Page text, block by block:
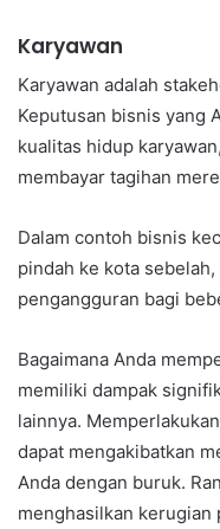
Karyawan
Karyawan adalah
Keputusan bisnis yang
kualitas hidup
membayar tagihan
Dalam contoh bisnis
pindah ke kota
pengangguran bagi
Bagaimana Anda
memiliki dampak
lainnya.
dapat mengakibatkan
Anda dengan buruk.
menghasilkan kerugian